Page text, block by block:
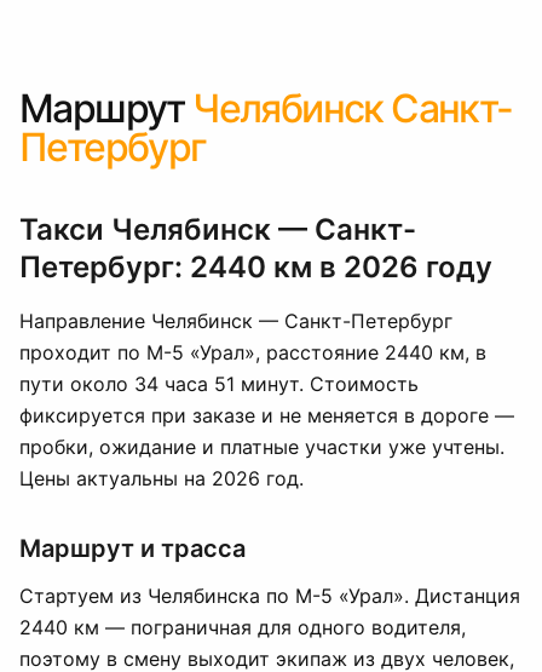
Маршрут Челябинск Санкт-
Петербург
Такси Челябинск — Санкт-
Петербург: 2440 км в 2026 году
Направление Челябинск — Санкт-Петербург
проходит по М-5 «Урал», расстояние 2440 км, в
пути около 34 часа 51 минут. Стоимость
фиксируется при заказе и не меняется в дороге —
пробки, ожидание и платные участки уже учтены.
Цены актуальны на 2026 год.
Маршрут и трасса
Стартуем из Челябинска по М-5 «Урал». Дистанция
2440 км — пограничная для одного водителя,
поэтому в смену выходит экипаж из двух человек,